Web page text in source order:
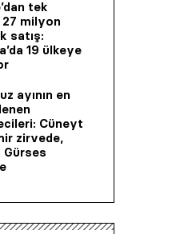
tek
27 milyon
satış:
19 ülkeye
ayının en
Cüneyt
zirvede,
Gürses